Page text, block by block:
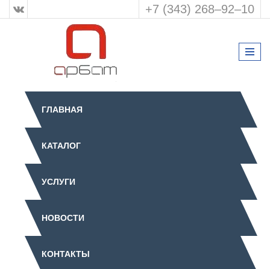
+7 (343) 268‒92‒10
ГЛАВНАЯ
КАТАЛОГ
УСЛУГИ
НОВОСТИ
КОНТАКТЫ